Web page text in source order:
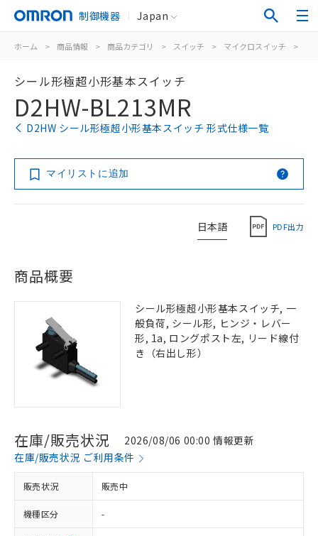
制御機器 Japan
ホーム > 商品情報 > 商品カテゴリ > スイッチ > マイクロスイッチ >
シール形極超小形基本スイッチ
D2HW-BL213MR
D2HW シール形極超小形基本スイッチ 形式仕様一覧
マイリストに追加
日本語 PDF出力
商品概要
シール形極超小形基本スイッチ, 一
般負荷, シール形, ヒンジ・レバー
形, 1a, ロングポスト左, リード線付
き（右出し形）
在庫/販売状況
2026/08/06 00:00 情報更新
在庫/販売状況 ご利用条件
販売状況 販売中
機種区分 -